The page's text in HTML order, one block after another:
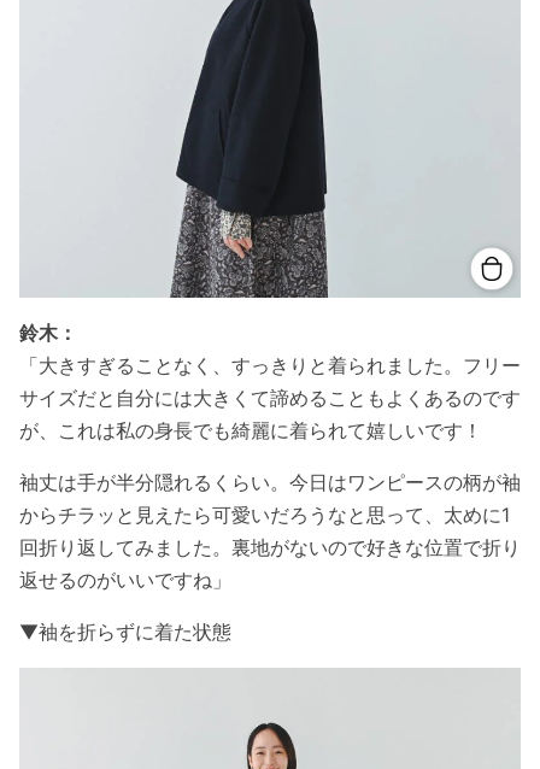
鈴木：
「大きすぎることなく、すっきりと着られました。フリー
サイズだと自分には大きくて諦めることもよくあるのです
が、これは私の身長でも綺麗に着られて嬉しいです！
袖丈は手が半分隠れるくらい。今日はワンピースの柄が袖
からチラッと見えたら可愛いだろうなと思って、太めに1
回折り返してみました。裏地がないので好きな位置で折り
返せるのがいいですね」
▼袖を折らずに着た状態